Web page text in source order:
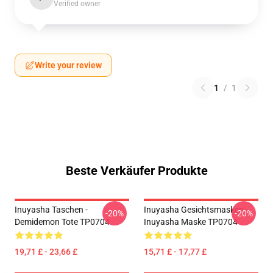
Verified owner
Write your review
1 / 1
Beste Verkäufer Produkte
Inuyasha Taschen -
Demidemon Tote TP0704
19,71 £ - 23,66 £
-20%
Inuyasha Gesichtsmasken -
Inuyasha Maske TP0704
15,71 £ - 17,77 £
-20%